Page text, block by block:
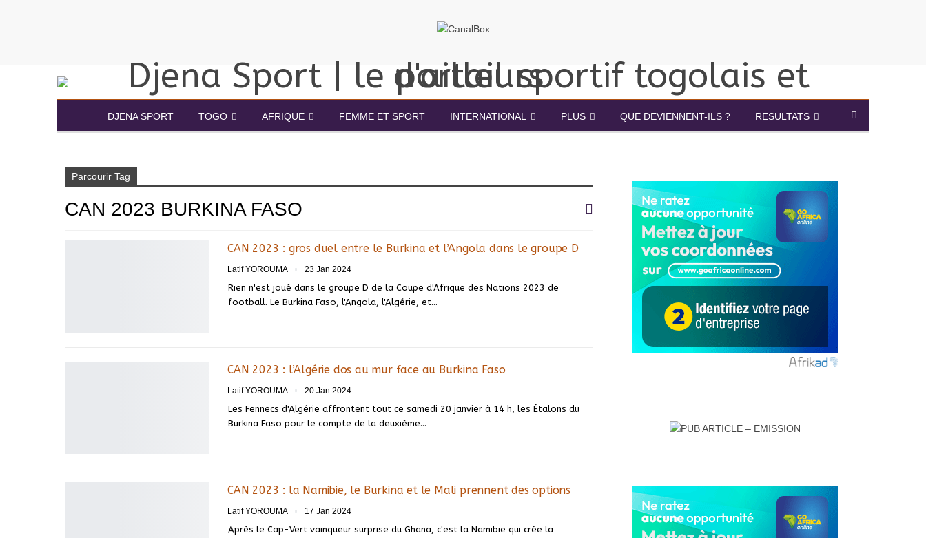
DJENA SPORT TOGO AFRIQUE FEMME ET SPORT INTERNATIONAL PLUS QUE DEVIENNENT-ILS ? RESULTATS
Parcourir Tag
CAN 2023 BURKINA FASO
CAN 2023 : gros duel entre le Burkina et l’Angola dans le groupe D
Latif YOROUMA 23 Jan 2024
Rien n'est joué dans le groupe D de la Coupe d'Afrique des Nations 2023 de
football. Le Burkina Faso, l'Angola, l'Algérie, et…
CAN 2023 : l’Algérie dos au mur face au Burkina Faso
Latif YOROUMA 20 Jan 2024
Les Fennecs d'Algérie affrontent tout ce samedi 20 janvier à 14 h, les Étalons du
Burkina Faso pour le compte de la deuxième…
CAN 2023 : la Namibie, le Burkina et le Mali prennent des options
Latif YOROUMA 17 Jan 2024
Après le Cap-Vert vainqueur surprise du Ghana, c'est la Namibie qui crée la